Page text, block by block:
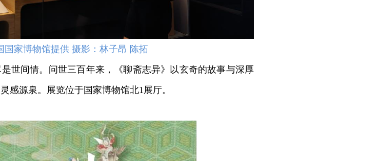
国家博物馆提供 摄影：林子昂 陈拓
间情。问世三百年来，《聊斋志异》以玄奇的故事与深厚
感源泉。展览位于国家博物馆北1展厅。